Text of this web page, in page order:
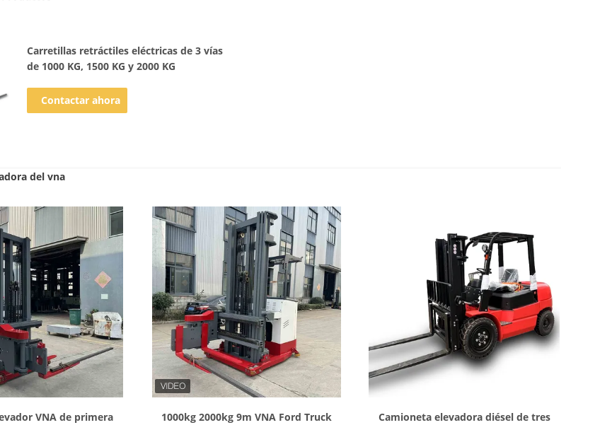
Carretillas retráctiles eléctricas de 3 vías
de 1000 KG, 1500 KG y 2000 KG
Contactar ahora
del vna
VNA de primera
1000kg 2000kg 9m VNA Ford Truck
Camioneta elevadora diésel de tres